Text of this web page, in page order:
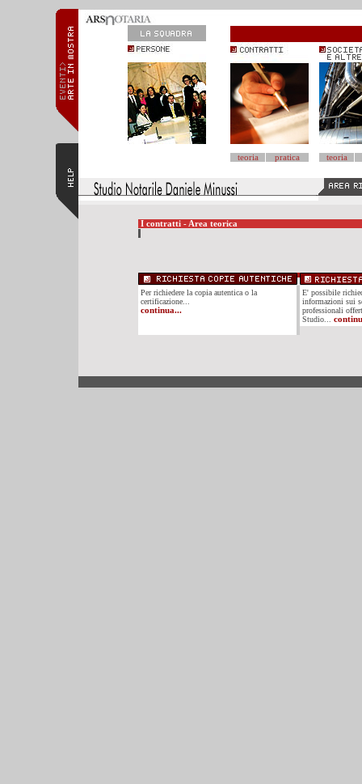
teoria pratica teoria
I contratti - Area teorica
Per richiedere la copia autentica o la
certificazione...
continua...
E' possibile
informazioni sui
professionali
Studio...